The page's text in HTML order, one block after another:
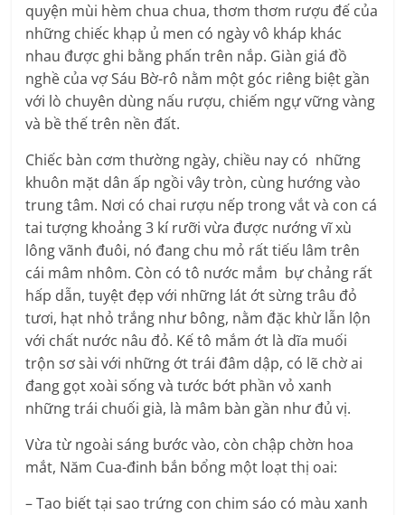
quyện mùi hèm chua chua, thơm thơm rượu đế của
những chiếc khạp ủ men có ngày vô kháp khác
nhau được ghi bằng phấn trên nắp. Giàn giá đồ
nghề của vợ Sáu Bờ-rô nằm một góc riêng biệt gần
với lò chuyên dùng nấu rượu, chiếm ngự vững vàng
và bề thế trên nền đất.
Chiếc bàn cơm thường ngày, chiều nay có những
khuôn mặt dân ấp ngồi vây tròn, cùng hướng vào
trung tâm. Nơi có chai rượu nếp trong vắt và con cá
tai tượng khoảng 3 kí rưỡi vừa được nướng vĩ xù
lông vãnh đuôi, nó đang chu mỏ rất tiếu lâm trên
cái mâm nhôm. Còn có tô nước mắm bự chảng rất
hấp dẫn, tuyệt đẹp với những lát ớt sừng trâu đỏ
tươi, hạt nhỏ trắng như bông, nằm đặc khừ lẫn lộn
với chất nước nâu đỏ. Kế tô mắm ớt là dĩa muối
trộn sơ sài với những ớt trái đâm dập, có lẽ chờ ai
đang gọt xoài sống và tước bớt phần vỏ xanh
những trái chuối già, là mâm bàn gần như đủ vị.
Vừa từ ngoài sáng bước vào, còn chập chờn hoa
mắt, Năm Cua-đinh bắn bổng một loạt thị oai:
– Tao biết tại sao trứng con chim sáo có màu xanh